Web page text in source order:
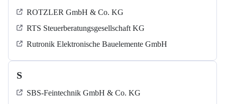
ROTZLER GmbH & Co. KG
RTS Steuerberatungsgesellschaft KG
Rutronik Elektronische Bauelemente GmbH
S
SBS-Feintechnik GmbH & Co. KG